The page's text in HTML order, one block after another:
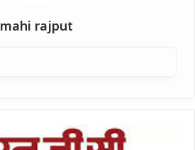
mahi rajput